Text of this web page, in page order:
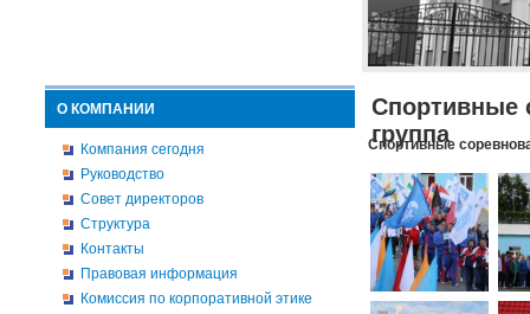
О КОМПАНИИ
Компания сегодня
Руководство
Совет директоров
Структура
Контакты
Правовая информация
Комиссия по корпоративной этике
Спортивные
группа
Спортивные